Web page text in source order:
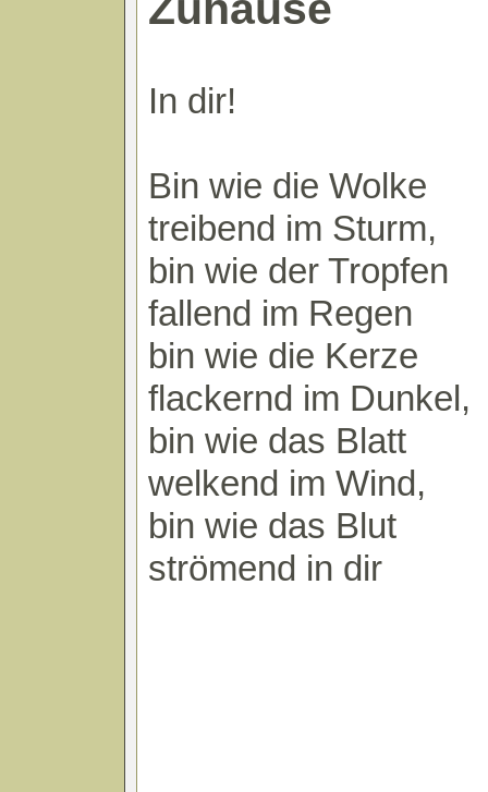
In dir!
Bin wie die Wolke
treibend im Sturm,
bin wie der Tropfen
fallend im Regen
bin wie die Kerze
flackernd im Dunkel,
bin wie das Blatt
welkend im Wind,
bin wie das Blut
strömend in dir